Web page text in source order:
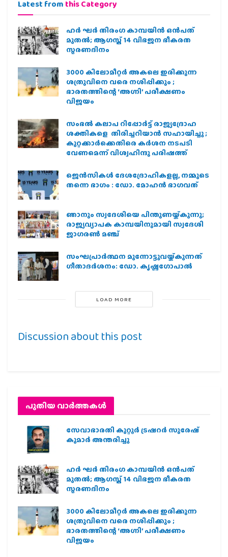
Latest from this Category
ഹര്‍ ഘര്‍ തിരംഗ കാമ്പയിന്‍ ഒന്‍പത്
മുതല്‍; ആഗസ്ത് 14 വിഭജന ഭീകരത
സ്മരണദിനം
3000 കിലോമീറ്റർ അകലെ ഇരിക്കുന്ന
ശത്രുവിനെ വരെ നശിപ്പിക്കും ;
ഭാരതത്തിന്റെ ‘അഗ്നി’ പരീക്ഷണം
വിജയം
സംഭൽ കലാപ റിപ്പോർട്ട് രാജ്യദ്രോഹ
ശക്തികളെ തിരിച്ചറിയാൻ സഹായിച്ചു ;
കുറ്റക്കാർക്കെതിരെ കർശന നടപടി
വേണമെന്ന് വിശ്വഹിന്ദു പരിഷത്ത്
ജെന്‍സികള്‍ ദേശദ്രോഹികളല്ല, നമ്മുടെ
തന്നെ ഭാഗം : ഡോ. മോഹന്‍ ഭാഗവത്
ഞാനും സ്വദേശിയെ പിന്തുണയ്ക്കുന്നു;
രാജ്യവ്യാപക കാമ്പയിനുമായി സ്വദേശി
ജാഗരണ്‍ മഞ്ച്
സംഘപ്രാര്‍ത്ഥന മുന്നോട്ടുവയ്ക്കുന്നത്
ഗീതാദര്‍ശനം: ഡോ. കൃഷ്ണഗോപാല്‍
LOAD MORE
Discussion about this post
പുതിയ വാര്‍ത്തകള്‍
സേവാഭാരതി കുറ്റൂർ ട്രഷറർ സുരേഷ്
കുമാർ അന്തരിച്ചു
ഹര്‍ ഘര്‍ തിരംഗ കാമ്പയിന്‍ ഒന്‍പത്
മുതല്‍; ആഗസ്ത് 14 വിഭജന ഭീകരത
സ്മരണദിനം
3000 കിലോമീറ്റർ അകലെ ഇരിക്കുന്ന
ശത്രുവിനെ വരെ നശിപ്പിക്കും ;
ഭാരതത്തിന്റെ ‘അഗ്നി’ പരീക്ഷണം
വിജയം